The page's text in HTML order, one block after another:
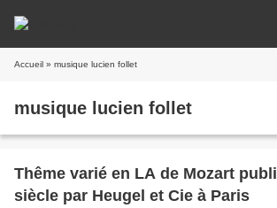
Accueil » musique lucien follet
musique lucien follet
Thême varié en LA de Mozart
siècle par Heugel et Cie à Paris